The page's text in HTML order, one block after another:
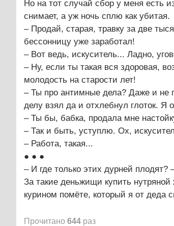
Но на тот случай сбор у меня есть
снимает, а уж ночь сплю как убитая.
– Продай, старая, травку за две
бессонницу уже заработал!
– Вот ведь, искуситель... Ладно,
– Ну, если ты такая вся здоровая,
молодость на старости лет!
– Ты про антимные дела? Даже и не
делу взял да и отхлебнул глоток. Я
– Ты бы, бабка, продала мне
– Так и быть, уступлю. Ох,
– Работа, такая...
● ● ●
– И где только этих дурней плодят?
За такие деньжищи купить
курином помёте, который я от деда
Прочитано 644 раз